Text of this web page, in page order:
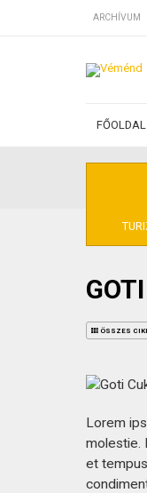
ARCHÍVUM
FŐOLDAL
ÖSSZES
Lorem
molestie.
et